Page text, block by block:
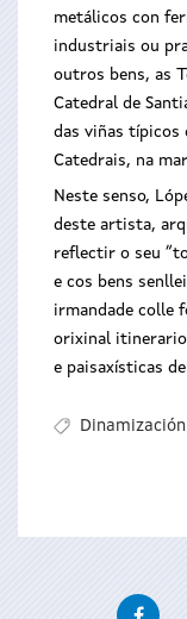
metálicos con
industriais ou
outros bens, as
Catedral de
das viñas típicos
Catedrais, na
Neste senso,
deste artista,
reflectir o seu
e cos bens
irmandade colle
orixinal
e paisaxísticas